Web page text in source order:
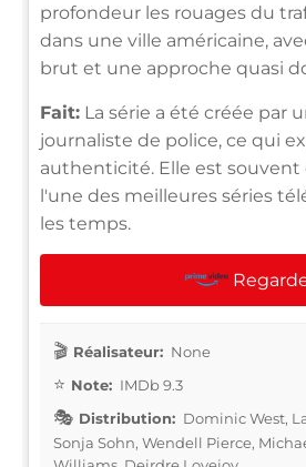
profondeur les rouages du
dans une ville américaine,
brut et une approche quasi
Fait: La série a été créée par
journaliste de police, ce qui
authenticité. Elle est
l'une des meilleures séries
les temps.
Réalisateur: None
Note: IMDb 9.3
Distribution: Dominic West,
Sonja Sohn, Wendell Pierce,